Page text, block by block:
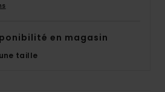
en magasin
taille